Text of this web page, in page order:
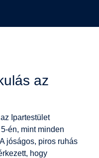
az
Ipartestület
én, mint minden
jóságos, piros ruhás
hogy